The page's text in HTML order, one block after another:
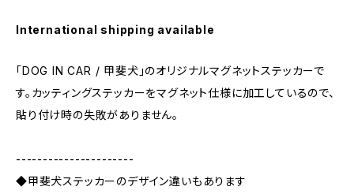
International shipping available
「DOG IN CAR / 甲斐犬」のオリジナルマグネットステッカーで
す。カッティングステッカーをマグネット仕様に加工しているので、
貼り付け時の失敗がありません。
----------------------
◆甲斐犬ステッカーのデザイン違いもあります